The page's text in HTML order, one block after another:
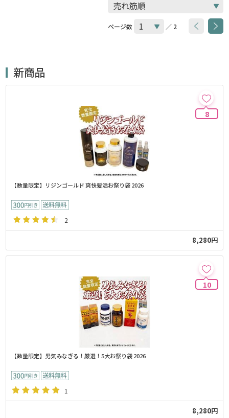
ページ数 ／ 2
新商品
8
【数量限定】リジンゴールド 爽快髪活お祭り袋 2026
2
8,280円
10
【数量限定】男気みなぎる！厳選！5大お祭り袋 2026
1
8,280円